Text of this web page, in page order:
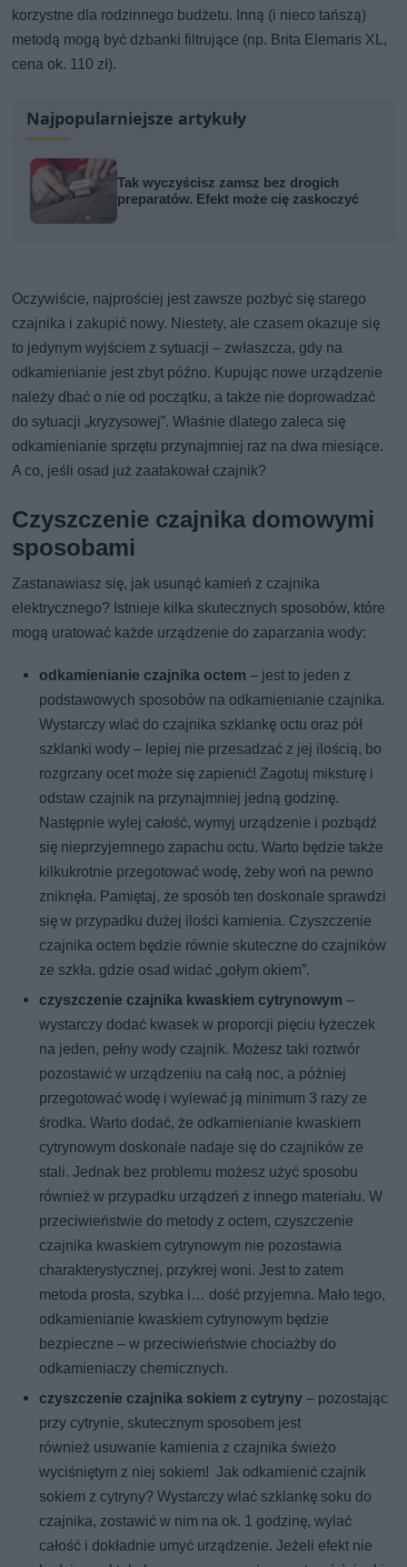
korzystne dla rodzinnego budżetu. Inną (i nieco tańszą)
metodą mogą być dzbanki filtrujące (np. Brita Elemaris XL,
cena ok. 110 zł).
Najpopularniejsze artykuły
Tak wyczyścisz zamsz bez drogich
preparatów. Efekt może cię zaskoczyć
Oczywiście, najprościej jest zawsze pozbyć się starego
czajnika i zakupić nowy. Niestety, ale czasem okazuje się
to jedynym wyjściem z sytuacji – zwłaszcza, gdy na
odkamienianie jest zbyt późno. Kupując nowe urządzenie
należy dbać o nie od początku, a także nie doprowadzać
do sytuacji „kryzysowej”. Właśnie dlatego zaleca się
odkamienianie sprzętu przynajmniej raz na dwa miesiące.
A co, jeśli osad już zaatakował czajnik?
Czyszczenie czajnika domowymi
sposobami
Zastanawiasz się, jak usunąć kamień z czajnika
elektrycznego? Istnieje kilka skutecznych sposobów, które
mogą uratować każde urządzenie do zaparzania wody:
odkamienianie czajnika octem – jest to jeden z
podstawowych sposobów na odkamienianie czajnika.
Wystarczy wlać do czajnika szklankę octu oraz pół
szklanki wody – lepiej nie przesadzać z jej ilością, bo
rozgrzany ocet może się zapienić! Zagotuj miksturę i
odstaw czajnik na przynajmniej jedną godzinę.
Następnie wylej całość, wymyj urządzenie i pozbądź
się nieprzyjemnego zapachu octu. Warto będzie także
kilkukrotnie przegotować wodę, żeby woń na pewno
zniknęła. Pamiętaj, że sposób ten doskonale sprawdzi
się w przypadku dużej ilości kamienia. Czyszczenie
czajnika octem będzie równie skuteczne do czajników
ze szkła, gdzie osad widać „gołym okiem”.
czyszczenie czajnika kwaskiem cytrynowym–
wystarczy dodać kwasek w proporcji pięciu łyżeczek
na jeden, pełny wody czajnik. Możesz taki roztwór
pozostawić w urządzeniu na całą noc, a później
przegotować wodę i wylewać ją minimum 3 razy ze
środka. Warto dodać, że odkamienianie kwaskiem
cytrynowym doskonale nadaje się do czajników ze
stali. Jednak bez problemu możesz użyć sposobu
również w przypadku urządzeń z innego materiału. W
przeciwieństwie do metody z octem, czyszczenie
czajnika kwaskiem cytrynowym nie pozostawia
charakterystycznej, przykrej woni. Jest to zatem
metoda prosta, szybka i… dość przyjemna. Mało tego,
odkamienianie kwaskiem cytrynowym będzie
bezpieczne – w przeciwieństwie chociażby do
odkamieniaczy chemicznych.
czyszczenie czajnika sokiem z cytryny – pozostając
przy cytrynie, skutecznym sposobem jest
również usuwanie kamienia z czajnika świeżo
wyciśniętym z niej sokiem! Jak odkamienić czajnik
sokiem z cytryny? Wystarczy wlać szklankę soku do
czajnika, zostawić w nim na ok. 1 godzinę, wylać
całość i dokładnie umyć urządzenie. Jeżeli efekt nie